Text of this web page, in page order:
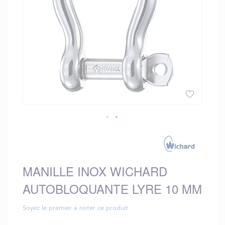
of
the
images
MANILLE INOX WICHARD
AUTOBLOQUANTE LYRE 10 MM
Soyez le premier à noter ce produit